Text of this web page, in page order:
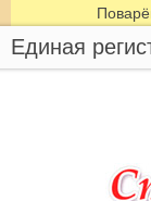
Единая